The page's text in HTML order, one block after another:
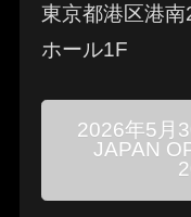
東京都港区港
ホール1F
2026年5月
JAPAN